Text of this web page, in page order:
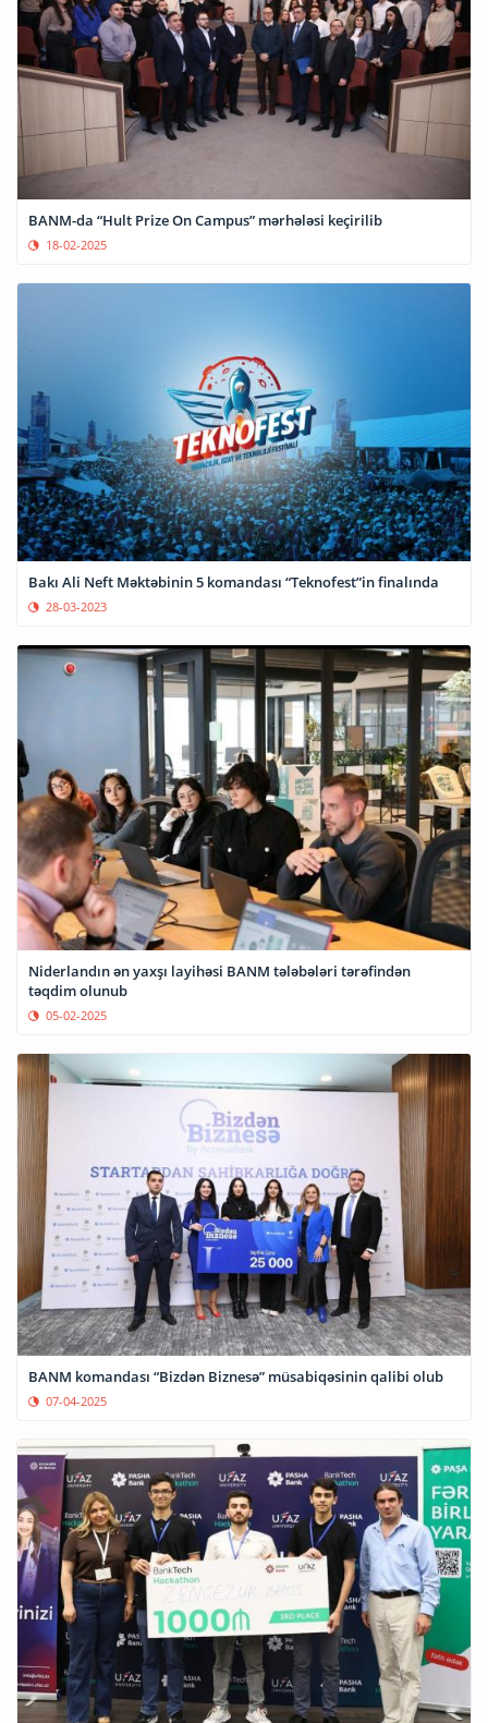
BANM-da “Hult Prize On Campus” mərhələsi keçirilib
18-02-2025
Bakı Ali Neft Məktəbinin 5 komandası “Teknofest”in finalında
28-03-2023
Niderlandın ən yaxşı layihəsi BANM tələbələri tərəfindən
təqdim olunub
05-02-2025
BANM komandası “Bizdən Biznesə” müsabiqəsinin qalibi olub
07-04-2025